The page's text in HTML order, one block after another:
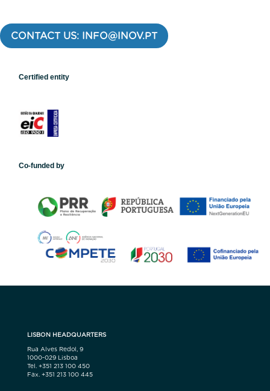
CONTACT US: INFO@INOV.PT
Certified entity
Co-funded by
LISBON HEADQUARTERS
Rua Alves Redol, 9
1000-029 Lisboa
Tel. +351 213 100 450
Fax. +351 213 100 445